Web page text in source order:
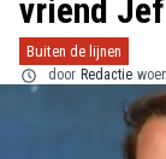
vriend
Buiten de lijnen
door Redactie